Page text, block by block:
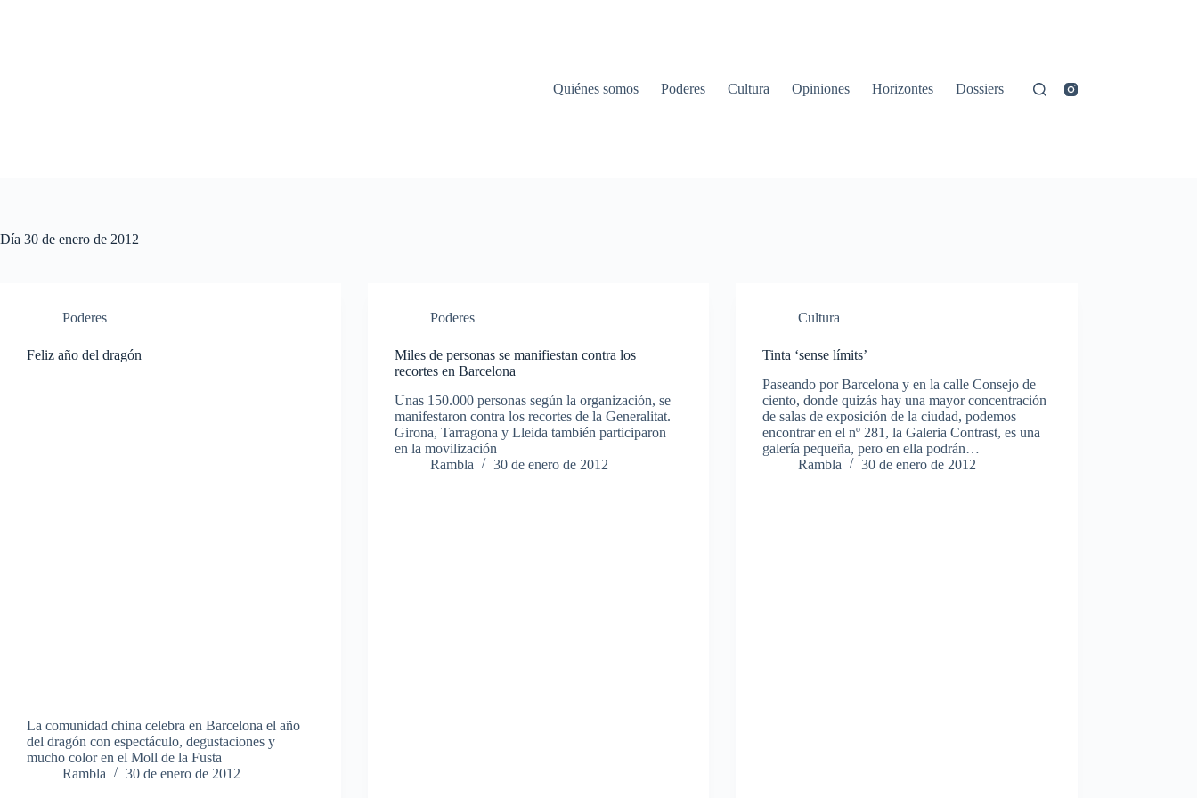
Quiénes somos Poderes Cultura Opiniones Horizontes Dossiers
Día 30 de enero de 2012
Poderes
Feliz año del dragón
La comunidad china celebra en Barcelona el año
del dragón con espectáculo, degustaciones y
mucho color en el Moll de la Fusta
Rambla
30 de enero de 2012
Poderes
Miles de personas se manifiestan contra los
recortes en Barcelona
Unas 150.000 personas según la organización, se
manifestaron contra los recortes de la Generalitat.
Girona, Tarragona y Lleida también participaron
en la movilización
Rambla
30 de enero de 2012
Cultura
Tinta ‘sense límits’
Paseando por Barcelona y en la calle Consejo de
ciento, donde quizás hay una mayor concentración
de salas de exposición de la ciudad, podemos
encontrar en el nº 281, la Galeria Contrast, es una
galería pequeña, pero en ella podrán…
Rambla
30 de enero de 2012